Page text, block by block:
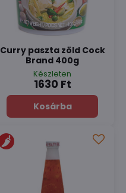
Curry paszta zöld Cock
Brand 400g
Készleten
1630 Ft
Kosárba